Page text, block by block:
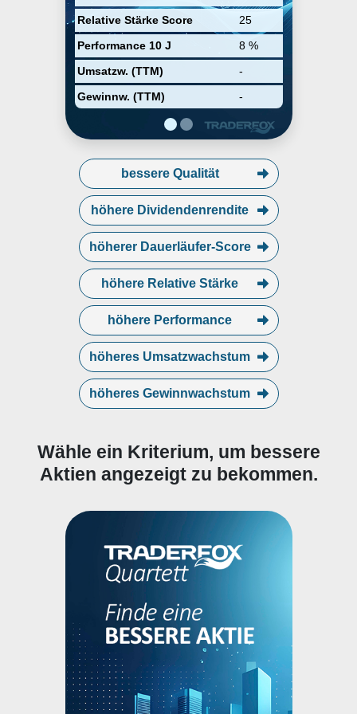
Relative Stärke Score
25
Performance 10 J
8 %
Umsatzw. (TTM)
-
Gewinnw. (TTM)
-
25% des Gruppenumsatzes
beiträgt.
bessere Qualität
höhere Dividendenrendite
höherer Dauerläufer-Score
höhere Relative Stärke
höhere Performance
höheres Umsatzwachstum
höheres Gewinnwachstum
Wähle ein Kriterium, um bessere
Aktien angezeigt zu bekommen.